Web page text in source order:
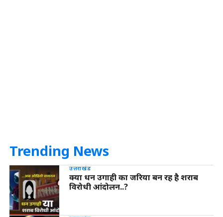
Trending News
उत्तराखंड
क्या धन उगाही का जरिया बन रह है शराब
विरोधी आंदोलन..?